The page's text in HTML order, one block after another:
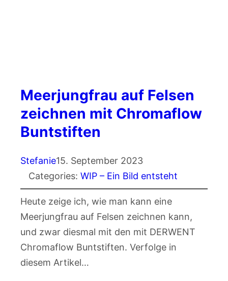
Meerjungfrau auf Felsen
zeichnen mit Chromaflow
Buntstiften
Stefanie15. September 2023
Categories: WIP – Ein Bild entsteht
Heute zeige ich, wie man kann eine
Meerjungfrau auf Felsen zeichnen kann,
und zwar diesmal mit den mit DERWENT
Chromaflow Buntstiften. Verfolge in
diesem Artikel…